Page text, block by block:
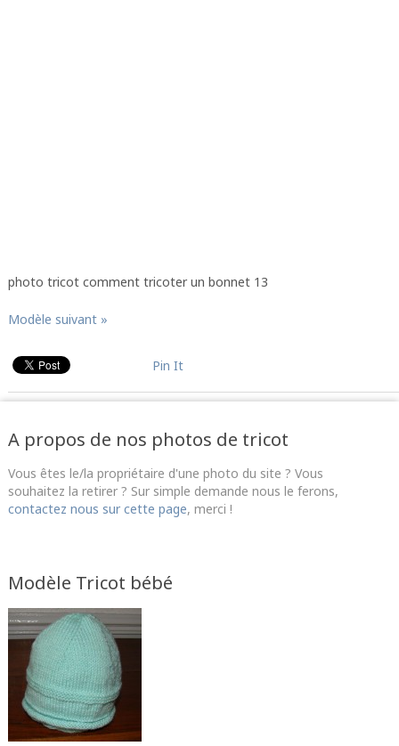
photo tricot comment tricoter un bonnet 13
Modèle suivant »
Pin It
A propos de nos photos de tricot
Vous êtes le/la propriétaire d'une photo du site ? Vous
souhaitez la retirer ? Sur simple demande nous le ferons,
contactez nous sur cette page, merci !
Modèle Tricot bébé